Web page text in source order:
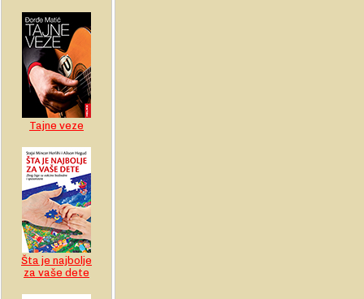
Tajne veze
Šta je najbolje
za vaše dete